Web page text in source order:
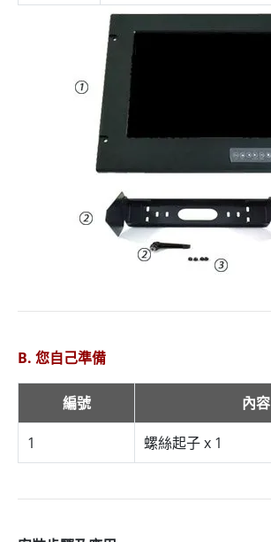
B. 您自己準備
編號 內容
1 螺絲起子 x 1